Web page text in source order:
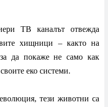
ТВ каналът отвежда
хищници – както на
да покаже не само как
еко системи.
тези животни са